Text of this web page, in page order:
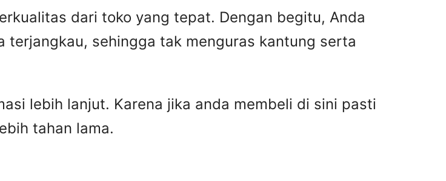
dari toko yang tepat. Dengan begitu, Anda
sehingga tak menguras kantung serta
lebih lanjut. Karena jika anda membeli di sini pasti
tahan lama.